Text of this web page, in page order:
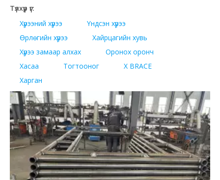
Түлхүүр үг:
Хүрээний хүрээ
Үндсэн хүрээ
Өрлөгийн хүрээ
Хайрцагийн хувь
Хүрээ замаар алхах
Оронох оронч
Хасаа
Тогтооног
X BRACE
Харган